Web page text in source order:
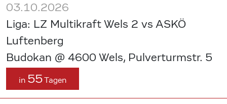
03.10.2026
Liga: LZ Multikraft Wels 2 vs ASKÖ
Luftenberg
Budokan @ 4600 Wels, Pulverturmstr. 5
in 55Tagen